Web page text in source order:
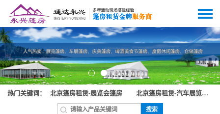
热门关键词： 北京篷房租赁-展览会篷房 北京篷房租赁-汽车展览篷房
搜索